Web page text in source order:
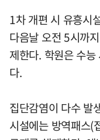
1차 개편 시 유흥시
다음날 오전 5시까
제한다. 학원은 수
다.
집단감염이 다수 발
시설에는 방역패스(